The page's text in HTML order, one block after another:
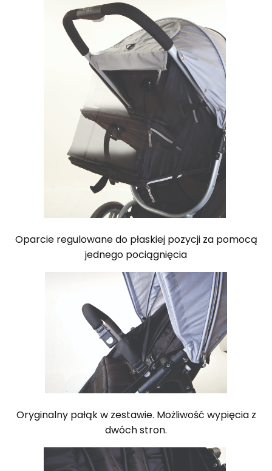
Oparcie regulowane do płaskiej pozycji za pomocą
jednego pociągnięcia
Oryginalny pałąk w zestawie. Możliwość wypięcia z
dwóch stron.